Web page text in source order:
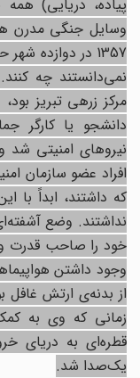
پیاده، دریایی)
وسایل جنگی مدرن
1357 در دوازده
نمی‌دانستند چه ‌کنند.
مرکز زرهی تبریز
دانشجو یا کارگر
نیروهای امنیتی شد
افراد عضو سازمان
که داشتند، ابداً با
نداشتند. وضع
خود را صاحب قدرت و
از بدنه‌ی ارتش غافل
زمانی که وی به
قطره‌ای به دریای
یک‌صدا شد.